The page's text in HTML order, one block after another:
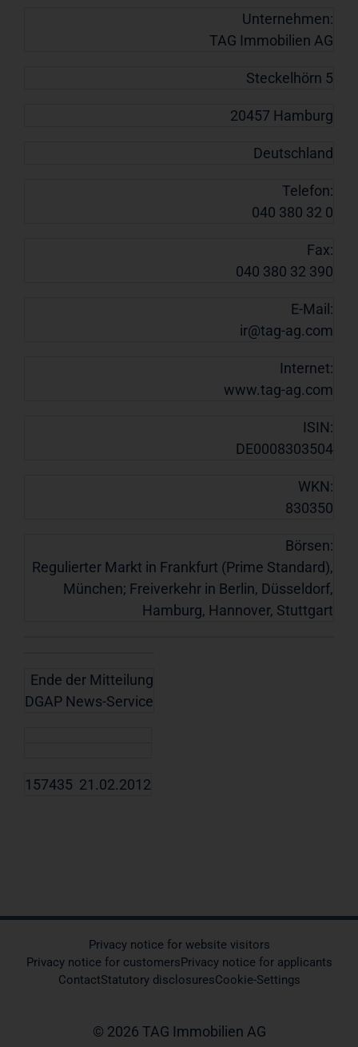
Unternehmen:
TAG Immobilien AG
Steckelhörn 5
20457 Hamburg
Deutschland
Telefon:
040 380 32 0
Fax:
040 380 32 390
E-Mail:
ir@tag-ag.com
Internet:
www.tag-ag.com
ISIN:
DE0008303504
WKN:
830350
Börsen:
Regulierter Markt in Frankfurt (Prime Standard),
München; Freiverkehr in Berlin, Düsseldorf,
Hamburg, Hannover, Stuttgart
Ende der Mitteilung
DGAP News-Service
157435 21.02.2012
Privacy notice for website visitors
Privacy notice for customersPrivacy notice for applicants
ContactStatutory disclosuresCookie-Settings
© 2026 TAG Immobilien AG